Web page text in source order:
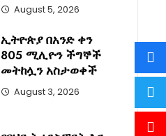
August 5, 2026
ኢትዮጵያ በአንድ ቀን
805 ሚሊዮን ችግኞች
መትከሏን አስታወቀች
August 3, 2026